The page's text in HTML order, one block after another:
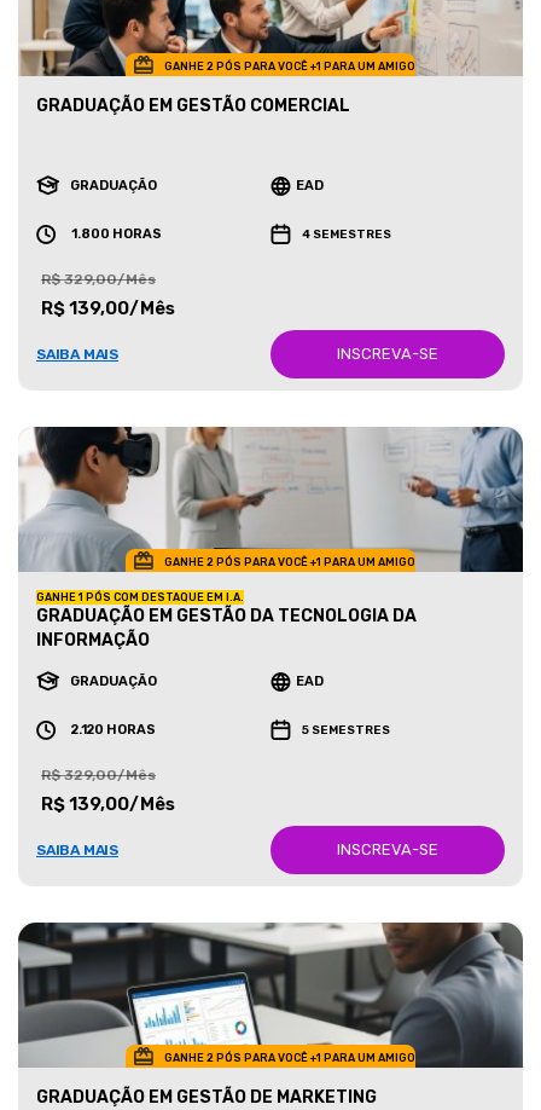
GANHE 2 PÓS PARA VOCÊ +1 PARA UM AMIGO
GRADUAÇÃO EM GESTÃO COMERCIAL
GRADUAÇÃO EAD
1.800 HORAS 4 SEMESTRES
R$ 329,00/Mês
R$ 139,00/Mês
SAIBA MAIS INSCREVA-SE
GANHE 2 PÓS PARA VOCÊ +1 PARA UM AMIGO
GANHE 1 PÓS COM DESTAQUE EM I.A.
GRADUAÇÃO EM GESTÃO DA TECNOLOGIA DA
INFORMAÇÃO
GRADUAÇÃO EAD
2.120 HORAS 5 SEMESTRES
R$ 329,00/Mês
R$ 139,00/Mês
SAIBA MAIS INSCREVA-SE
GANHE 2 PÓS PARA VOCÊ +1 PARA UM AMIGO
GRADUAÇÃO EM GESTÃO DE MARKETING